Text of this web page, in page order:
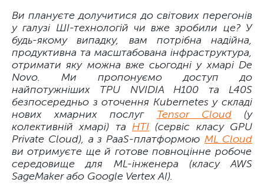
Ви плануєте долучитися до світових перегонів
у галузі ШІ-технологій чи вже зробили це? У
будь-якому випадку, вам потрібна надійна,
продуктивна та масштабована інфраструктура,
отримати яку можна вже сьогодні у хмарі De
Novo. Ми пропонуємо доступ до
найпотужніших TPU NVIDIA H100 та L40S
безпосередньо з оточення Kubernetes у складі
нових хмарних послуг Tensor Cloud(у
колективній хмарі) та HTI (сервіс класу GPU
Private Cloud), а з PaaS-платформоюML Cloud
ви отримуєте ще й готове повноцінне робоче
середовище для ML-інженера (класу AWS
SageMaker або Google Vertex AI).